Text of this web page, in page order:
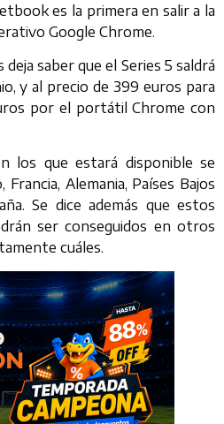
es la primera en salir a la
Google Chrome.
saber que el Series 5 saldrá
y al precio de 399 euros para
por el portátil Chrome con
los que estará disponible se
Alemania, Países Bajos
Se dice además que estos
ser conseguidos en otros
cuáles.